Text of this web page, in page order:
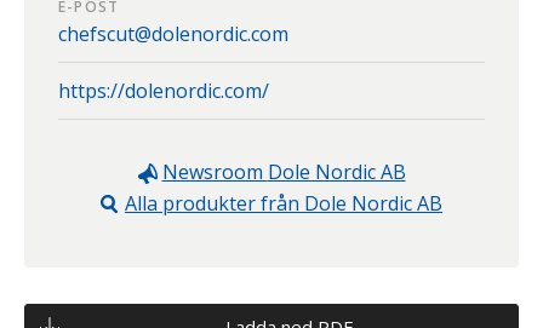
E-POST
chefscut@dolenordic.com
https://dolenordic.com/
Newsroom Dole Nordic AB
Alla produkter från Dole Nordic AB